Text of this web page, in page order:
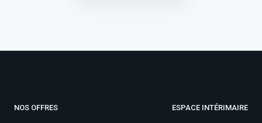
NOS OFFRES ESPACE INTÉRIMAIRE